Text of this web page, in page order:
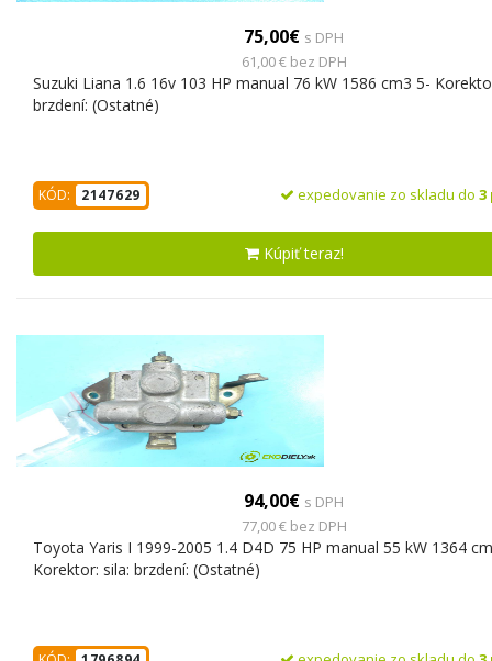
75,00€ s DPH
61,00 € bez DPH
Suzuki Liana 1.6 16v 103 HP manual 76 kW 1586 cm3 5-
brzdení: (Ostatné)
KÓD: 2147629 expedovanie zo skladu do 3
Kúpiť teraz!
94,00€ s DPH
77,00 € bez DPH
Toyota Yaris I 1999-2005 1.4 D4D 75 HP manual 55 kW 1364
Korektor: sila: brzdení: (Ostatné)